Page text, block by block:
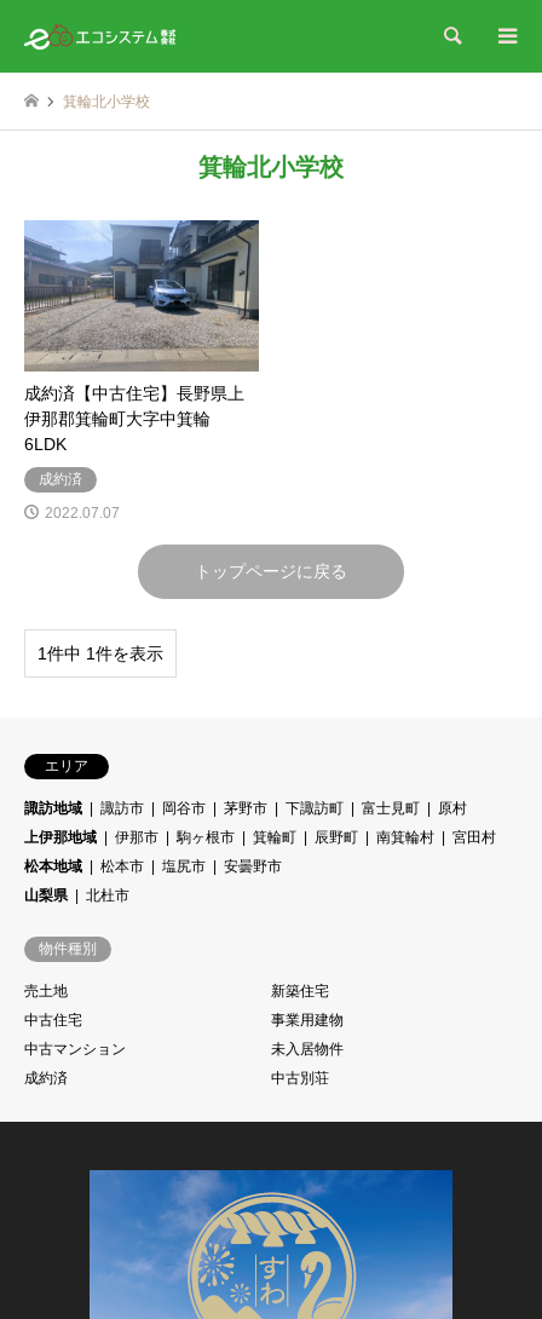
検索
箕輪北小学校
箕輪北小学校
成約済【中古住宅】長野県上
伊那郡箕輪町大字中箕輪
6LDK
成約済
2022.07.07
トップページに戻る
1件中 1件を表示
エリア
諏訪地域 諏訪市 岡谷市 茅野市 下諏訪町 富士見町
原村
上伊那地域
伊那市 駒ヶ根市 箕輪町 辰野町 南箕輪村
宮田村
松本地域
松本市 塩尻市
安曇野市
山梨県
北杜市
物件種別
売土地
新築住宅
中古住宅
事業用建物
中古マンション
未入居物件
成約済
中古別荘